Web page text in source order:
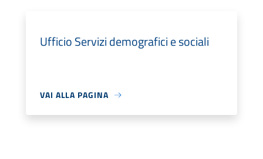
Ufficio Servizi demografici e sociali
VAI ALLA PAGINA